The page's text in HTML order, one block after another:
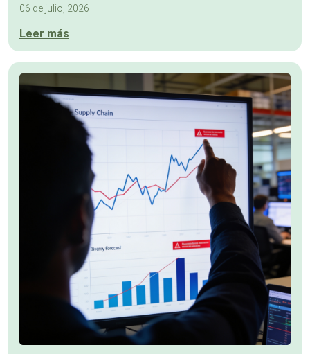
06 de julio, 2026
Leer más